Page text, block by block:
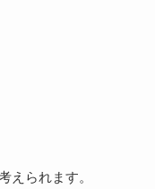
えられます。